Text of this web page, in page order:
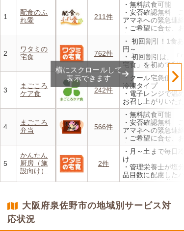
1
配食のふ
れ愛
211件
・無料試食可能
・安否確認無料 ご
アマネへの緊急連絡
・ご希望に合せ、
食、アレルギーに無
・1回だけ、1食だ
もOK
2
ワタミの
宅食
762件
・ 初回割引！1食
円～
・ 初回割引は、「
宅食」を初めて利用
方、または6か月以
お休みされている
なります。※「好い
ず」「好い日の御
外
・香り、風味、食
るよう冷蔵でお届け
・日替わりの献立
らご利用可能
3
まごころ
ケア食
242件
・クール宅急便で
冷凍タイプ
・電子レンジで温
お召し上がりいただ
・メニューの組み
理栄養士にお任せ
・定期は通常価格
んと20％OFF！
4
まごころ
弁当
566件
・無料試食可能
・安否確認無料 ご
アマネへの緊急連絡
・ご希望に合せ、
食、アレルギーに無
・1回だけ、1食だ
もOK
5
かんたん
厨房（施
設向け）
2件
・月～土まで毎日
け
・管理栄養士が塩
品目数に配慮した
・自社工場で厳格
減を実現！温める
横にスクロールして
表示できます
大阪府泉佐野市の地域別サービス対
応状況